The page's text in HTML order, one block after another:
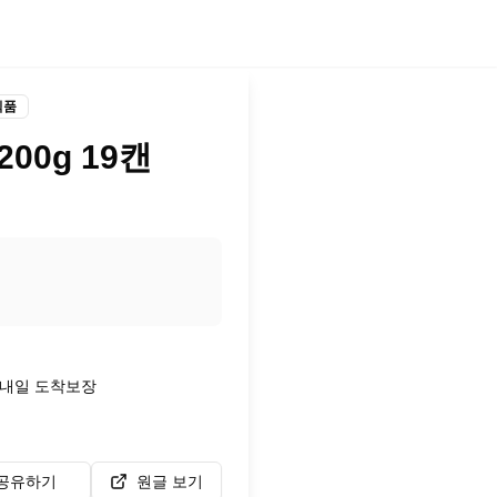
품
19캔
일 도착보장
유하기 원글 보기